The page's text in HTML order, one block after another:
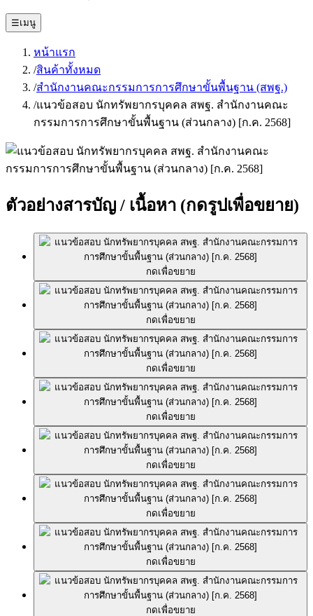
☰เมนู
หน้าแรก
/สินค้าทั้งหมด
/สำนักงานคณะกรรมการการศึกษาขั้นพื้นฐาน (สพฐ.)
/แนวข้อสอบ นักทรัพยากรบุคคล สพฐ. สำนักงานคณะ
กรรมการการศึกษาขั้นพื้นฐาน (ส่วนกลาง) [ก.ค. 2568]
ตัวอย่างสารบัญ / เนื้อหา (กดรูปเพื่อขยาย)
กดเพื่อขยาย
กดเพื่อขยาย
กดเพื่อขยาย
กดเพื่อขยาย
กดเพื่อขยาย
กดเพื่อขยาย
กดเพื่อขยาย
กดเพื่อขยาย